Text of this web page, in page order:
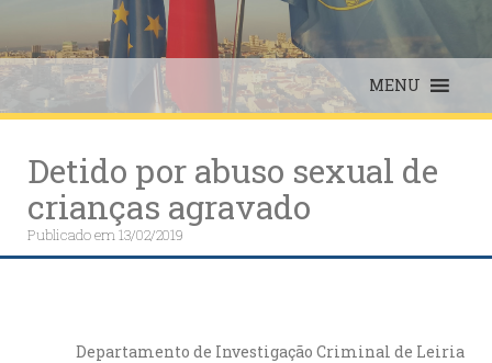
MENU
Detido por abuso sexual de
crianças agravado
Publicado em13/02/2019
Departamento de Investigação Criminal de Leiria